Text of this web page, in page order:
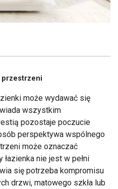
przestrzeni
może wydawać się
wszystkim
pozostaje poczucie
perspektywa wspólnego
może oznaczać
nie jest w pełni
się potrzeba kompromisu
drzwi, matowego szkła lub